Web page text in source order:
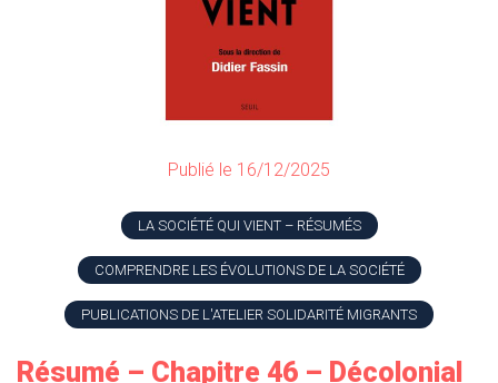
Publié le 16/12/2025
LA SOCIÉTÉ QUI VIENT – RÉSUMÉS
COMPRENDRE LES ÉVOLUTIONS DE LA SOCIÉTÉ
PUBLICATIONS DE L'ATELIER SOLIDARITÉ MIGRANTS
Résumé – Chapitre 46 – Décolonial